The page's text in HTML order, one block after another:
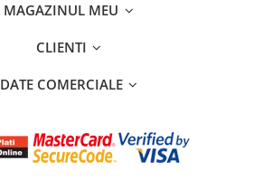
MAGAZINUL MEU
CLIENTI
DATE COMERCIALE